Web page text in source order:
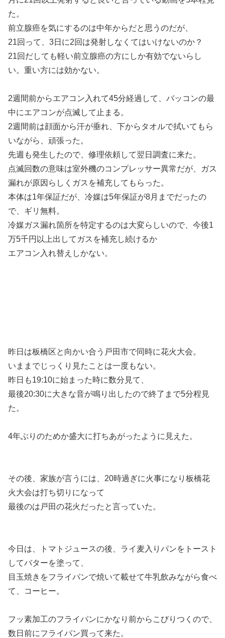
た。
前立腺癌を気にするのは中年からだと思うのだが、
21回って、3日に2回は発射しなくてはいけないのか？
21回だしても軽い前立腺癌の方にしか有効でないらし
い。重い方には効かない。
2週間前からエアコン入れて45分経過して、バッコンの最
中にエアコンが点滅して止まる。
2週間前は顔面から汗が垂れ、下からタオルで拭いてもら
いながら、頑張った。
先週も発生したので、修理依頼して翌日調査に来た。
点滅回数の意味は室外機のコンプレッサー異常だが、ガス
漏れが原因らしくガスを補充してもらった。
本体は1年保証だが、冷媒は5年保証が8月までだったの
で、ギリ無料。
冷媒ガス漏れ箇所を特定するのは大変らしいので、今後1
万5千円以上出してガスを補充し続けるか
エアコン入れ替えしかない。
昨日は板橋区と向かい合う戸田市で同時に花火大会。
いままでじっくり見たことは一度もない。
昨日も19:10に始まった時に数分見て、
最後20:30に大きな音が鳴り出したので終了まで5分程見
た。
4年ぶりのためか盛大に打ちあがったように見えた。
その後、家族が言うには、20時過ぎに火事になり板橋花
火大会は打ち切りになって
最後のは戸田の花火だったと言っていた。
今日は、トマトジュースの後、ライ麦入りパンをトースト
してバターを塗って、
目玉焼きをフライパンで焼いて載せて牛乳飲みながら食べ
て、コーヒー。
フッ素加工のフライパンにかなり前からこびりつくので、
数日前にフライパン買って来た。